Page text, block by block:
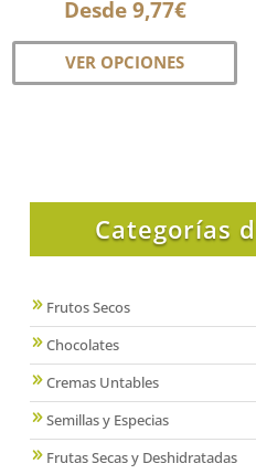
Desde9,77€
VER OPCIONES
Este
se
en
Categorías
Frutos Secos
Chocolates
Cremas Untables
Semillas y Especias
Frutas Secas y Deshidratadas